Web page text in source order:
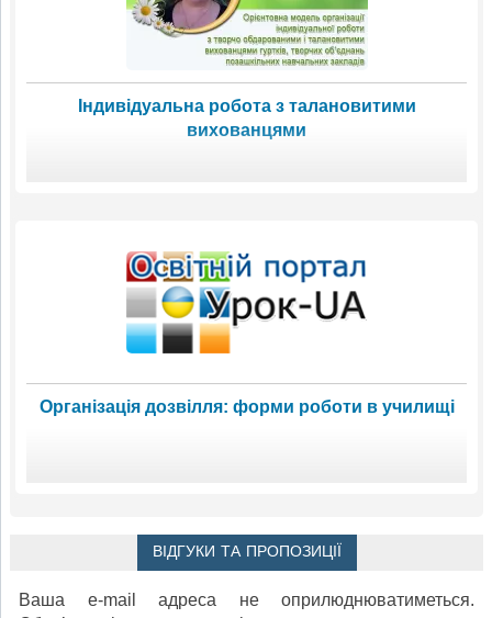
Індивідуальна робота з талановитими
вихованцями
Організація дозвілля: форми роботи в училищі
ВІДГУКИ ТА ПРОПОЗИЦІЇ
Ваша e-mail адреса не оприлюднюватиметься.